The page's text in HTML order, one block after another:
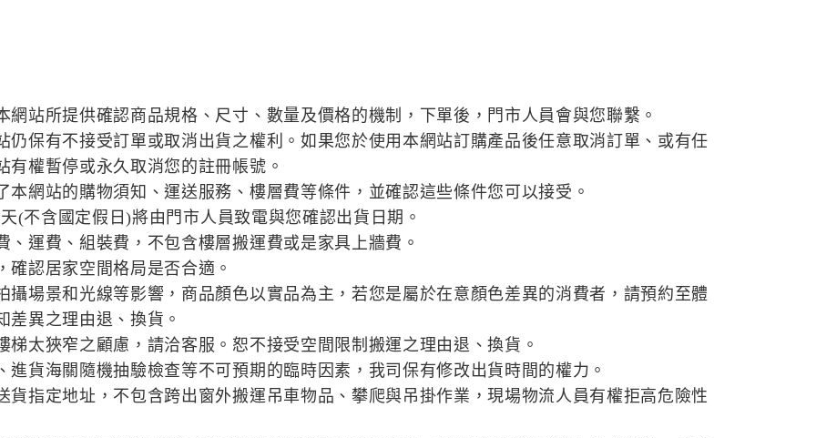
站所提供確認商品規格、尺寸、數量及價格的機制，下單後，門市人員會與您聯繫。
仍保有不接受訂單或取消出貨之權利。如果您於使用本網站訂購產品後任意取消訂單、或有任
權暫停或永久取消您的註冊帳號。
網站的購物須知、運送服務、樓層費等條件，並確認這些條件您可以接受。
(不含國定假日)將由門市人員致電與您確認出貨日期。
運費、組裝費，不包含樓層搬運費或是家具上牆費。
認居家空間格局是否合適。
攝場景和光線等影響，商品顏色以實品為主，若您是屬於在意顏色差異的消費者，請預約至體
差異之理由退、換貨。
太狹窄之顧慮，請洽客服。恕不接受空間限制搬運之理由退、換貨。
貨海關隨機抽驗檢查等不可預期的臨時因素，我司保有修改出貨時間的權力。
貨指定地址，不包含跨出窗外搬運吊車物品、攀爬與吊掛作業，現場物流人員有權拒高危險性